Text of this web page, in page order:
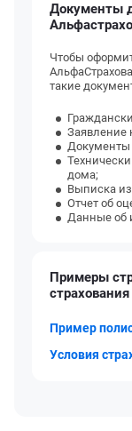
Документы
Чтобы
такие
Заявление
Документы
дома;
Выписка
Отчет об
Данные об
Примеры
страхования
Пример
Условия